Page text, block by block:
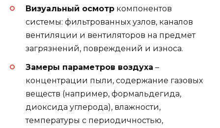
Визуальный осмотр компонентов
системы: фильтрованных узлов, каналов
вентиляции и вентиляторов на предмет
загрязнений, повреждений и износа.
Замеры параметров воздуха –
концентрации пыли, содержание газовых
веществ (например, формальдегида,
диоксида углерода), влажности,
температуры с периодичностью,